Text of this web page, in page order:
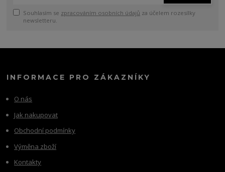
Souhlasím se zpracováním osobních údajů za účelem rozesílky
newsletteru.
INFORMACE PRO ZÁKAZNÍKY
O nás
Jak nakupovat
Obchodní podmínky
Výměna zboží
Kontakty